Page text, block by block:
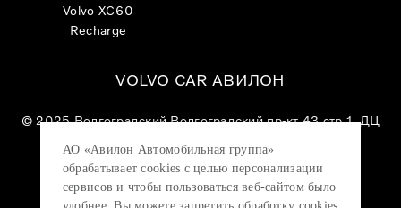
АО «Авилон Автомобильная группа»
обрабатывает cookies с целью персонализации
сервисов и чтобы пользоваться веб-сайтом было
Volvo XC60
Recharge
VOLVO CAR АВИЛОН
© 2025Волгоградский Волгоградский пр-кт 43 стр 1, ДЦ
АО «Авилон АГ», ОГРН 1027700000151, ИНН
7705133757.